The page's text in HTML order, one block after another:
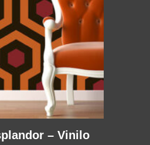
– Vinilo